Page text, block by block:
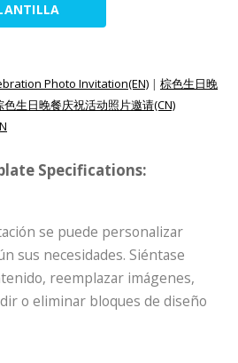
Photo Invitation(EN) | 棕色生日晚
色生日晚餐庆祝活动照片邀请(CN)
Specifications:
se puede personalizar
sus necesidades. Siéntase
reemplazar imágenes,
o eliminar bloques de diseño